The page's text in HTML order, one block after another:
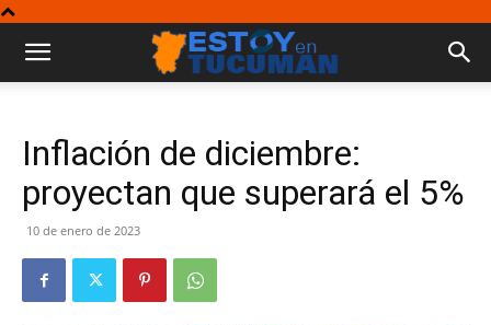
Inflación de diciembre:
proyectan que superará el 5%
10 de enero de 2023